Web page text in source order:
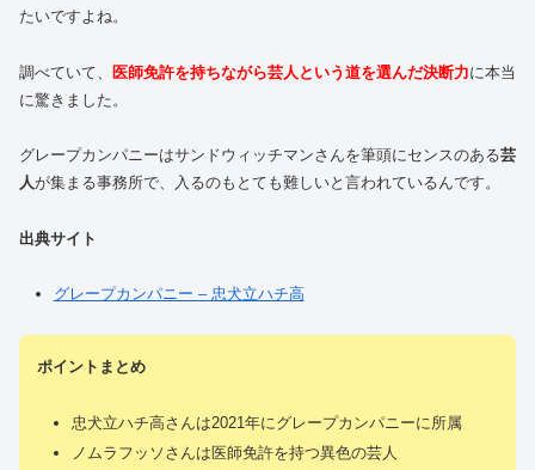
たいですよね。
調べていて、 医師免許を持ちながら芸人という道を選んだ決断力に本当
に驚きました。
グレープカンパニーはサンドウィッチマンさんを筆頭にセンスのある芸
人が集まる事務所で、入るのもとても難しいと言われているんです。
出典サイト
グレープカンパニー – 忠犬立ハチ高
ポイントまとめ
忠犬立ハチ高さんは2021年にグレープカンパニーに所属
ノムラフッソさんは医師免許を持つ異色の芸人